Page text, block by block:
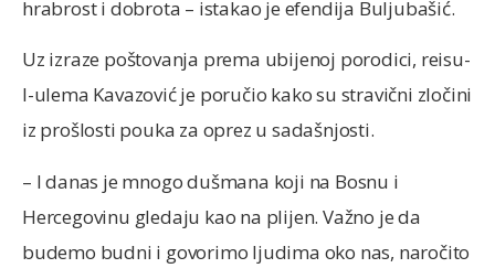
hrabrost i dobrota – istakao je efendija Buljubašić.
Uz izraze poštovanja prema ubijenoj porodici, reisu-
l-ulema Kavazović je poručio kako su stravični zločini
iz prošlosti pouka za oprez u sadašnjosti.
– I danas je mnogo dušmana koji na Bosnu i
Hercegovinu gledaju kao na plijen. Važno je da
budemo budni i govorimo ljudima oko nas, naročito